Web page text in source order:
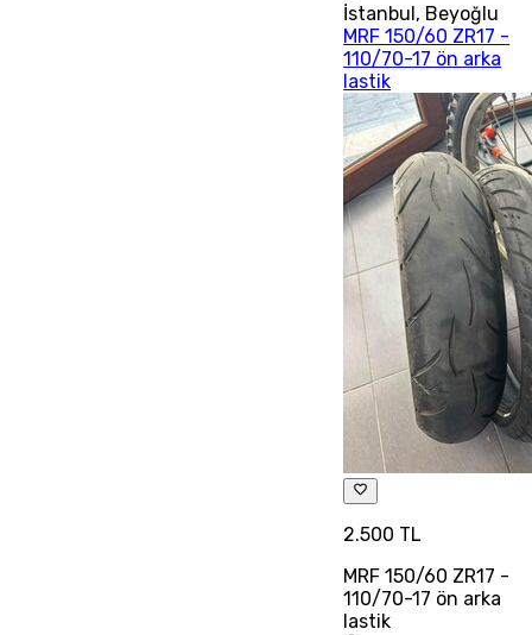
İstanbul, Beyoğlu
MRF 150/60 ZR17 -
110/70-17 ön arka
lastik
2.500 TL
MRF 150/60 ZR17 -
110/70-17 ön arka
lastik